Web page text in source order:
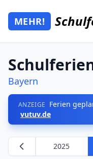
Zum Hauptinhalt
Mehr Schulferien
MEHR!
Bayern
ANZEIGE Ferien
vutuv.de
2025